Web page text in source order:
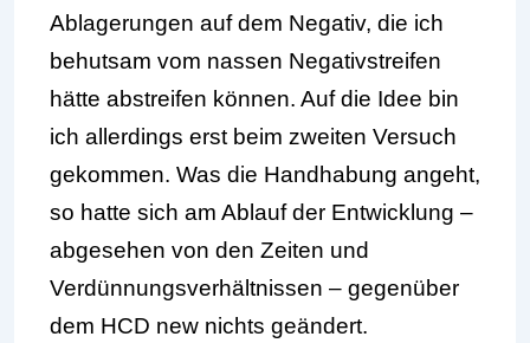
Ablagerungen auf dem Negativ, die ich
behutsam vom nassen Negativstreifen
hätte abstreifen können. Auf die Idee bin
ich allerdings erst beim zweiten Versuch
gekommen. Was die Handhabung angeht,
so hatte sich am Ablauf der Entwicklung –
abgesehen von den Zeiten und
Verdünnungsverhältnissen – gegenüber
dem HCD new nichts geändert.